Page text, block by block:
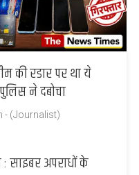
की रडार पर था ये
ने दबोचा
- (Journalist)
साइबर अपराधों के